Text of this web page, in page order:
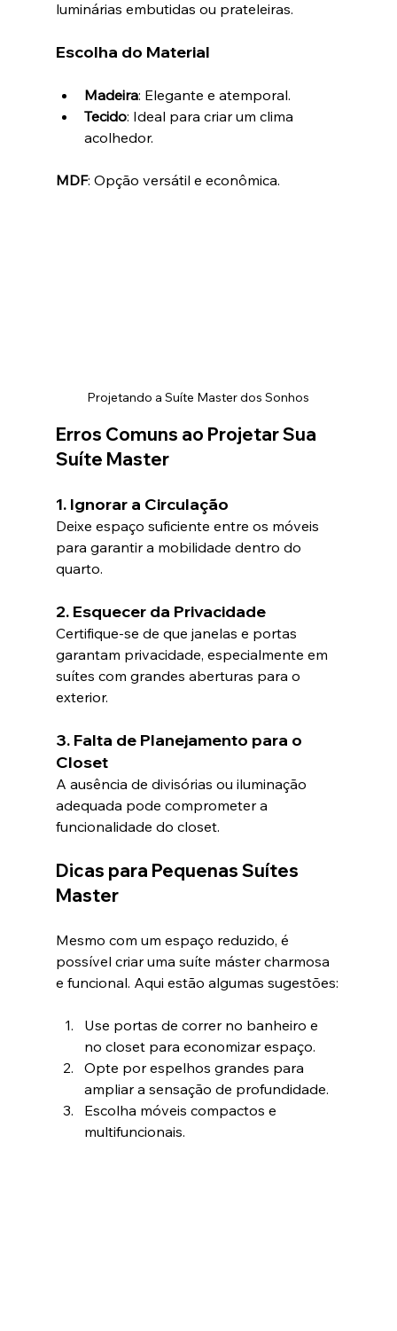
luminárias embutidas ou prateleiras.
Escolha do Material
Madeira: Elegante e atemporal.
Tecido: Ideal para criar um clima
acolhedor.
MDF: Opção versátil e econômica.
Projetando a Suíte Master dos Sonhos
Erros Comuns ao Projetar Sua
Suíte Master
1. Ignorar a Circulação
Deixe espaço suficiente entre os móveis
para garantir a mobilidade dentro do
quarto.
2. Esquecer da Privacidade
Certifique-se de que janelas e portas
garantam privacidade, especialmente em
suítes com grandes aberturas para o
exterior.
3. Falta de Planejamento para o
Closet
A ausência de divisórias ou iluminação
adequada pode comprometer a
funcionalidade do closet.
Dicas para Pequenas Suítes
Master
Mesmo com um espaço reduzido, é
possível criar uma suíte máster charmosa
e funcional. Aqui estão algumas sugestões:
Use portas de correr no banheiro e
no closet para economizar espaço.
Opte por espelhos grandes para
ampliar a sensação de profundidade.
Escolha móveis compactos e
multifuncionais.